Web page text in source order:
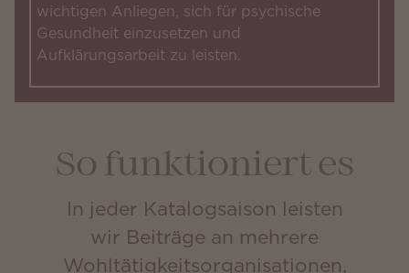
wichtigen Anliegen, sich für psychische
Gesundheit einzusetzen und
Aufklärungsarbeit zu leisten.
So funktioniert es
In jeder Katalogsaison leisten
wir Beiträge an mehrere
Wohltätigkeitsorganisationen,